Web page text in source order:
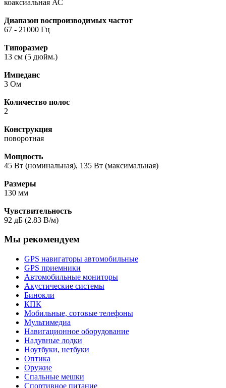
коаксиальная АС
Диапазон воспроизводимых частот
67 - 21000 Гц
Типоразмер
13 см (5 дюйм.)
Импеданс
3 Ом
Количество полос
2
Конструкция
поворотная
Мощность
45 Вт (номинальная), 135 Вт (максимальная)
Размеры
130 мм
Чувствительность
92 дБ (2.83 В/м)
Мы рекомендуем
GPS навигаторы автомобильные
GPS приемники
Автомобильные мониторы
Акустические системы
Бинокли
КПК
Мобильные, сотовые телефоны
Мультимедиа
Навигационное оборудование
Надувные лодки
Ноутбуки, нетбуки
Оптика
Оружие
Спальные мешки
Спортивное питание